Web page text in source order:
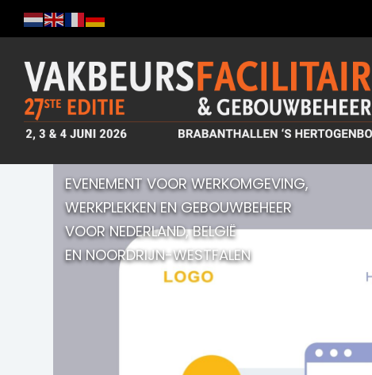
EVENEMENT VOOR WERKOMGEVING,
WERKPLEKKEN EN GEBOUWBEHEER
VOOR NEDERLAND, BELGIË
EN NOORDRIJN-WESTFALEN